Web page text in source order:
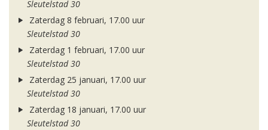
Sleutelstad 30
Zaterdag 8 februari, 17.00 uur
Sleutelstad 30
Zaterdag 1 februari, 17.00 uur
Sleutelstad 30
Zaterdag 25 januari, 17.00 uur
Sleutelstad 30
Zaterdag 18 januari, 17.00 uur
Sleutelstad 30